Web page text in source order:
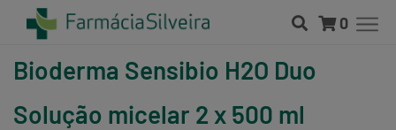
0
Bioderma Sensibio H2O Duo
Solução micelar 2 x 500 ml